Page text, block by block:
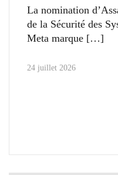
La nomination
de la Sécurité des
Meta marque
24 juillet 2026